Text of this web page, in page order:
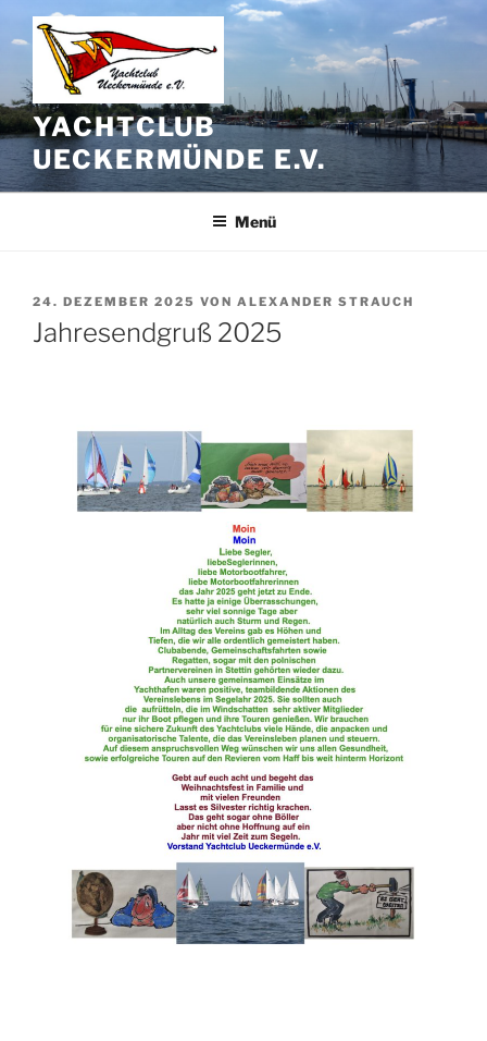
Zum
Inhalt
springen
YACHTCLUB
UECKERMÜNDE E.V.
Menü
VERÖFFENTLICHT
AM
24. DEZEMBER 2025 VON ALEXANDER STRAUCH
Jahresendgruß 2025